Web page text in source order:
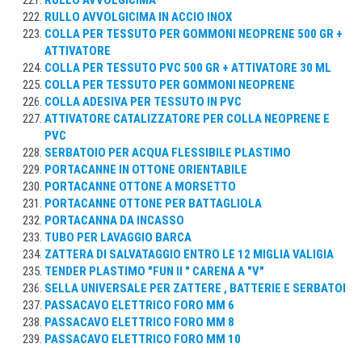
RULLO AVVOLGICIMA IN ACCIO INOX
COLLA PER TESSUTO PER GOMMONI NEOPRENE 500 GR +
ATTIVATORE
COLLA PER TESSUTO PVC 500 GR + ATTIVATORE 30 ML
COLLA PER TESSUTO PER GOMMONI NEOPRENE
COLLA ADESIVA PER TESSUTO IN PVC
ATTIVATORE CATALIZZATORE PER COLLA NEOPRENE E
PVC
SERBATOIO PER ACQUA FLESSIBILE PLASTIMO
PORTACANNE IN OTTONE ORIENTABILE
PORTACANNE OTTONE A MORSETTO
PORTACANNE OTTONE PER BATTAGLIOLA
PORTACANNA DA INCASSO
TUBO PER LAVAGGIO BARCA
ZATTERA DI SALVATAGGIO ENTRO LE 12 MIGLIA VALIGIA
TENDER PLASTIMO "FUN II " CARENA A "V"
SELLA UNIVERSALE PER ZATTERE , BATTERIE E SERBATOI
PASSACAVO ELETTRICO FORO MM 6
PASSACAVO ELETTRICO FORO MM 8
PASSACAVO ELETTRICO FORO MM 10